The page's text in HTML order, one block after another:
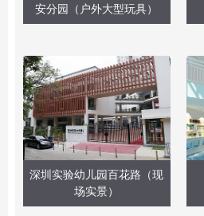
安分园（户外大型玩具）
深圳实验幼儿园百花路（现
场实景）